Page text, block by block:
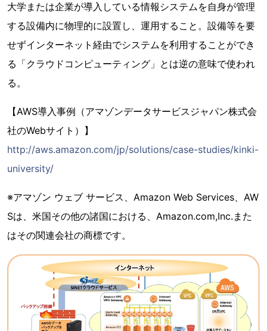
大学または企業が導入している情報システムを自身が管理
する設備内に物理的に設置し、運用すること。設備等を要
せずインターネット経由でシステムを利用することができ
る「クラウドコンピューティング」とは逆の意味で使われ
る。
【AWS導入事例（アマゾンデータサービスジャパン株式会
社のWebサイト）】
http://aws.amazon.com/jp/solutions/case-studies/kinki-
university/
※アマゾン ウェブ サービス、Amazon Web Services、AW
Sは、米国その他の諸国における、Amazon.com,Inc.また
はその関連会社の商標です。